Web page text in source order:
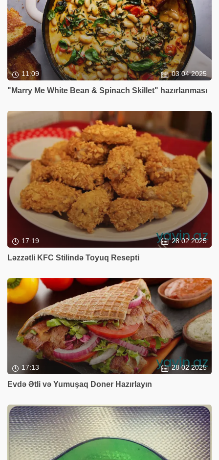
11:09 03 04 2025
"Marry Me White Bean & Spinach Skillet" hazırlanması
17:19 28 02 2025
Ləzzətli KFC Stilində Toyuq Resepti
17:13 28 02 2025
Evdə Ətli və Yumuşaq Doner Hazırlayın